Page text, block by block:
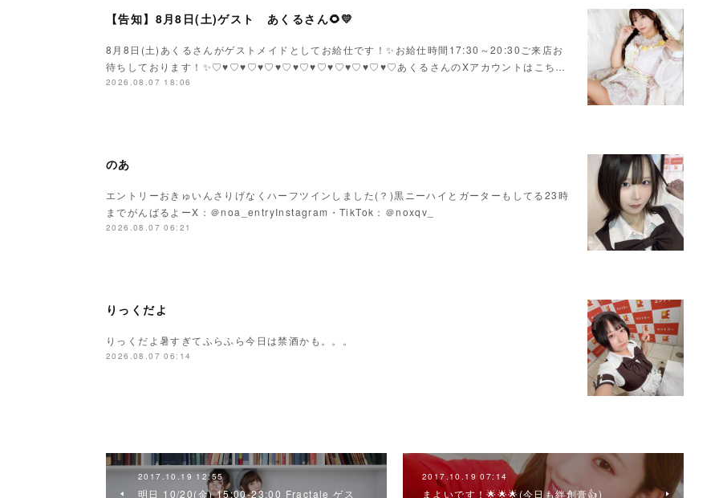
【告知】8月8日(土)ゲスト あくるさん🌻💛
8月8日(土)あくるさんがゲストメイドとしてお給仕です！✨お給仕時間17:30～20:30ご来店お
待ちしております！✨♡♥♡♥♡♥♡♥♡♥♡♥♡♥♡♥♡♥♡♥♡あくるさんのXアカウントはこち…
2026.08.07 18:06
のあ
エントリーおきゅいんさりげなくハーフツインしました(？)黒ニーハイとガーターもしてる23時
までがんばるよーX：＠noa_entryInstagram・TikTok：＠noxqv_
2026.08.07 06:21
りっくだよ
りっくだよ暑すぎてふらふら今日は禁酒かも。。。
2026.08.07 06:14
2017.10.19 12:55
明日 10/20(金) 15:00-23:00 Fractale ゲス
2017.10.19 07:14
まよいです！🌟🌟🌟(今日も絆創膏👍)